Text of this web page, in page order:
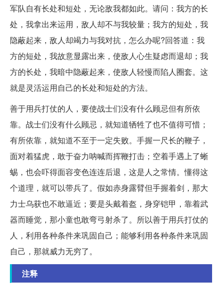
军队自有长处和短处，无论敌我都如此。请问：我方的长
处，我拿出来运用，敌人却不与我较量；我方的短处，我
隐蔽起来，敌人却竭力与我对抗，怎么办呢?回答道：我
方的短处，我故意显露出来，使敌人心生疑虑而退却；我
方的长处，我暗中隐蔽起来，使敌人轻慢而陷人圈套。这
就是灵活运用自己的长处和短处的方法。
善于用兵打仗的人，要使战士们没有什么顾忌但有所依
靠。战士们没有什么顾忌，就知道牺牲了也不值得可惜；
有所依靠，就知道不至于一定失败。手握一尺长的鞭子，
面对着猛虎，敢于奋力呐喊而挥鞭打击；空着手遇上了蜥
蜴，也会吓得面容变色连连后退，这是人之常情。懂得这
个道理，就可以带兵了。假如赤身露臂但手握着剑，那大
力士乌获也不敢逼近；要是头戴着盔，身穿铠甲，靠着武
器而睡觉，那小童也敢弯弓射杀了。所以善于用兵打仗的
人，利用各种条件来巩固自己；能够利用各种条件来巩固
自己，那就威力无穷了。
注释